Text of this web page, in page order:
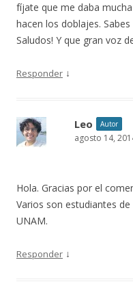
fíjate que me daba
hacen los doblajes.
Saludos! Y que gran voz
Responder ↓
Leo Autor
agosto 14,
Hola. Gracias por el
Varios son estudiantes
UNAM.
Responder ↓